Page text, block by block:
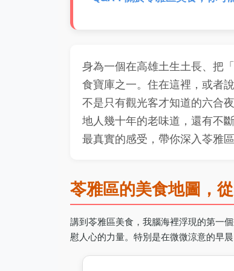
身為一個在高雄土生土長、把
食寶庫之一。住在這裡，或者
不是只有觀光客才知道的六合
地人幾十年的老味道，還有不
最真實的感受，帶你深入苓雅
苓雅區的美食地圖，
講到苓雅區美食，我腦海裡浮現的第一
慰人心的力量。特別是在微微涼意的早